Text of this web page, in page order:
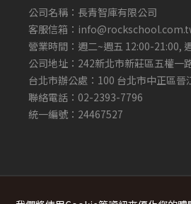
公司名稱：長青智庫有限公司
客服信箱：
營業時間：週二~週五 12:00-21:00,
公司地址：242新北市新莊區五權一
台北市辦公處：100 台北市中正區晉
聯絡電話：02-2393-7796
統一編號：24467527